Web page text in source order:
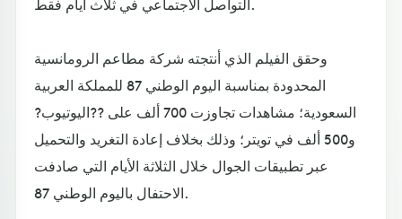
وحقق الفيلم الذي أنتجته شركة مطاعم الرومانسية
المحدودة بمناسبة اليوم الوطني 87 للمملكة العربية
السعودية؛ مشاهدات تجاوزت 700 ألف على ??اليوتيوب?
و500 ألف في تويتر؛ وذلك بخلاف إعادة التغريد والتحميل
عبر تطبيقات الجوال خلال الثلاثة الأيام التي صادفت
الاحتفال باليوم الوطني 87.